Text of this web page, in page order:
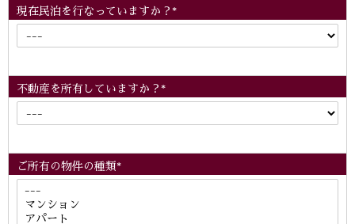
現在民泊を行なっていますか？*
不動産を所有していますか？*
ご所有の物件の種類*